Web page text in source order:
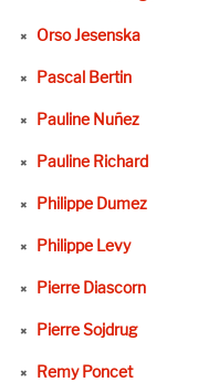
Orso Jesenska
Pascal Bertin
Pauline Nuñez
Pauline Richard
Philippe Dumez
Philippe Levy
Pierre Diascorn
Pierre Sojdrug
Remy Poncet